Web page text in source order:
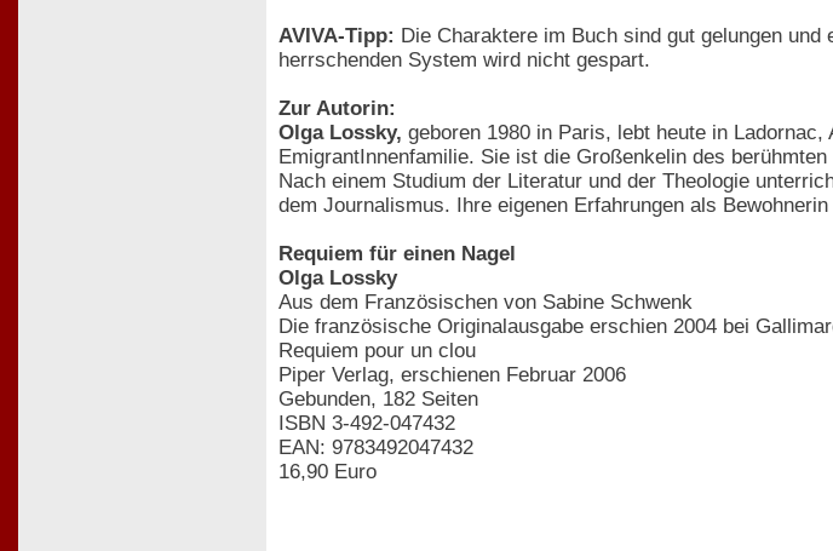
AVIVA-Tipp: Die Charaktere im Buch sind gut gelungen
herrschenden System wird nicht gespart.
Zur Autorin:
Olga Lossky, geboren 1980 in Paris, lebt heute in
EmigrantInnenfamilie. Sie ist die Großenkelin des
Nach einem Studium der Literatur und der Theologie
dem Journalismus. Ihre eigenen Erfahrungen als
Requiem für einen Nagel
Olga Lossky
Aus dem Französischen von Sabine Schwenk
Die französische Originalausgabe erschien 2004 bei
Requiem pour un clou
Piper Verlag, erschienen Februar 2006
Gebunden, 182 Seiten
ISBN 3-492-047432
EAN: 9783492047432
16,90 Euro